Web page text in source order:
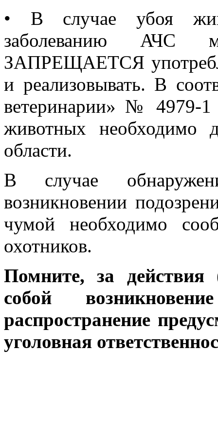
• В случае убоя
заболеванию АЧС
ЗАПРЕЩАЕТСЯ
и реализовывать. В
ветеринарии» № 4979-
животных необходимо
области.
В случае
возникновении
чумой необходимо
охотников.
Помните, за действия
собой
распространение
уголовная